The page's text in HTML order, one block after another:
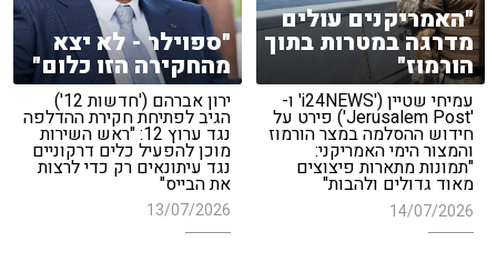
"האמריקנים עולים
מדרגה במטרות בתוך
הורמוז"
עמיחי שטיין ('i24NEWS' ו-
'Jerusalem Post') פירט על
חידוש ההסלמה במצר הורמוז
והמצור הימי האמריקני:
"תמונות מתארות פיצוצים
מאוד גדולים ולהבות"
14/07/2026
"ספוילר - לא יצא
מהחקירה הזו כלום"
ירון אברהם ('חדשות 12')
הגיב לפתיחת חקירת ההדלפה
נגד ערוץ 12: "ראש השירות
מוכן להפעיל כלים דרקוניים
נגד עיתונאים רק כדי לרצות
את הבייס"
13/07/2026